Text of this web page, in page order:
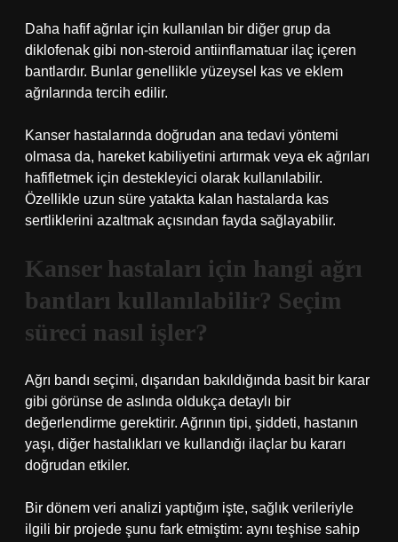
Daha hafif ağrılar için kullanılan bir diğer grup da
diklofenak gibi non-steroid antiinflamatuar ilaç içeren
bantlardır. Bunlar genellikle yüzeysel kas ve eklem
ağrılarında tercih edilir.
Kanser hastalarında doğrudan ana tedavi yöntemi
olmasa da, hareket kabiliyetini artırmak veya ek ağrıları
hafifletmek için destekleyici olarak kullanılabilir.
Özellikle uzun süre yatakta kalan hastalarda kas
sertliklerini azaltmak açısından fayda sağlayabilir.
Kanser hastaları için hangi ağrı
bantları kullanılabilir? Seçim
süreci nasıl işler?
Ağrı bandı seçimi, dışarıdan bakıldığında basit bir karar
gibi görünse de aslında oldukça detaylı bir
değerlendirme gerektirir. Ağrının tipi, şiddeti, hastanın
yaşı, diğer hastalıkları ve kullandığı ilaçlar bu kararı
doğrudan etkiler.
Bir dönem veri analizi yaptığım işte, sağlık verileriyle
ilgili bir projede şunu fark etmiştim: aynı teşhise sahip